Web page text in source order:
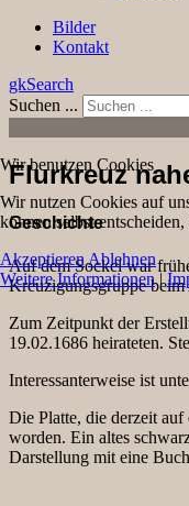
Bilder
Kontakt
gkSearch
Suchen ...
Flurkreuz
Geschichte
Auf dem Sockel war
Kreuzigungsgruppe
Zum Zeitpunkt der
19.02.1686 heirateten.
Interessanterweise ist
Die Platte, die derzeit
worden. Ein altes
Darstellung mit eine
Wir benutzen Cookies
Wir nutzen Cookies auf
können selbst
Akzeptieren Ablehnen
Weitere Informationen|